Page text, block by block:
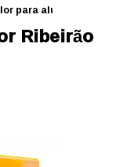
estudio de tv
para aluguel
Ribeirão